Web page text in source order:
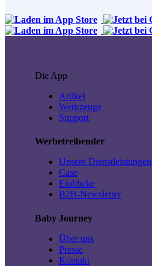
Die App
Artikel
Werkzeuge
Support
Werbetreibender
Unsere Dienstleistungen
Case
Einblicke
B2B-Newsletter
Baby Journey
Über uns
Presse
Kontakt